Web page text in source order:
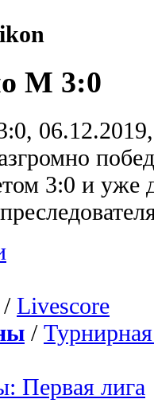
М 3:0
3:0 и уже
/ Livescore
/
Первая лига